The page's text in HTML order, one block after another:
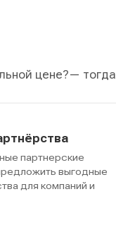
цене?— тогда
партнерские
выгодные
для компаний и